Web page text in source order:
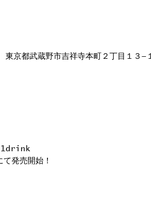
都武蔵野市吉祥寺本町２丁目１３−
1drink
発売開始！